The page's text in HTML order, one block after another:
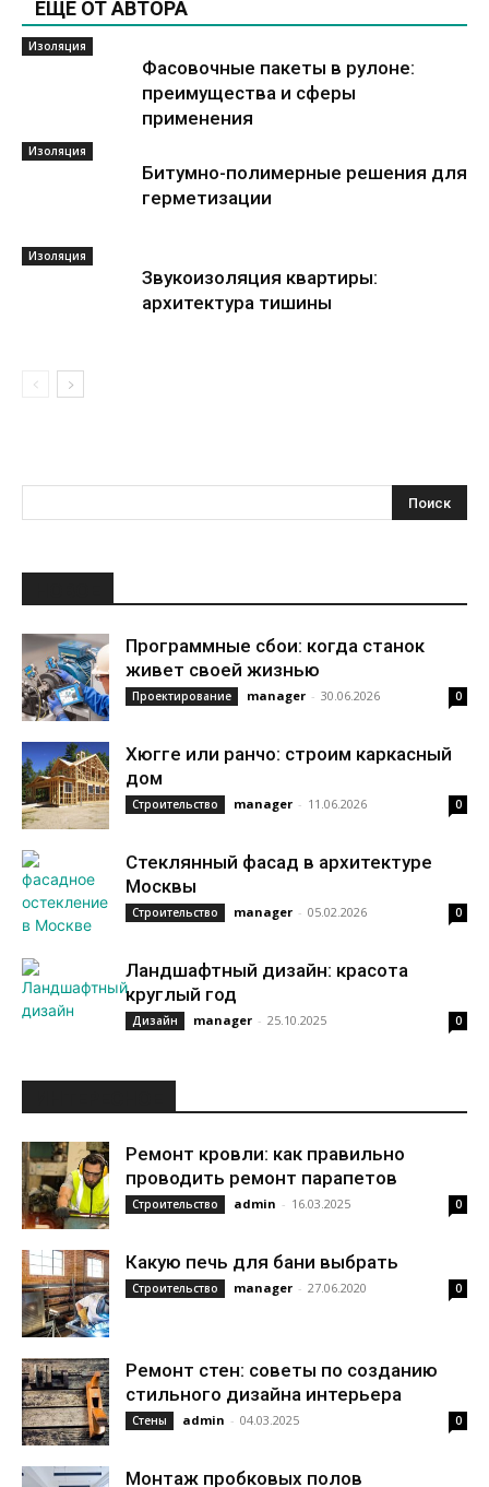
ЕЩЕ ОТ АВТОРА
Изоляция
Фасовочные пакеты в рулоне:
преимущества и сферы
применения
Изоляция
Битумно-полимерные решения для
герметизации
Изоляция
Звукоизоляция квартиры:
архитектура тишины
Программные сбои: когда станок
живет своей жизнью
Проектирование manager - 30.06.2026 0
Хюгге или ранчо: строим каркасный
дом
Строительство manager - 11.06.2026 0
Стеклянный фасад в архитектуре
Москвы
Строительство manager - 05.02.2026 0
Ландшафтный дизайн: красота
круглый год
Дизайн manager - 25.10.2025 0
Ремонт кровли: как правильно
проводить ремонт парапетов
Строительство admin - 16.03.2025 0
Какую печь для бани выбрать
Строительство manager - 27.06.2020 0
Ремонт стен: советы по созданию
стильного дизайна интерьера
Стены admin - 04.03.2025 0
Монтаж пробковых полов